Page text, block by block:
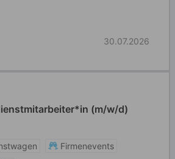
30.07.2026
(m/w/d)
Firmenevents